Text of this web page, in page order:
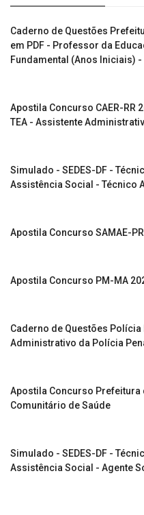
Caderno de Questões
em PDF - Professor da
Fundamental (Anos Iniciais)
Apostila Concurso CAER-RR
TEA - Assistente
Simulado - SEDES-DF -
Assistência Social - Técnico
Apostila Concurso SAMAE-
Apostila Concurso PM-MA
Caderno de Questões Polícia
Administrativo da Polícia
Apostila Concurso Prefeitura
Comunitário de Saúde
Simulado - SEDES-DF -
Assistência Social - Agente